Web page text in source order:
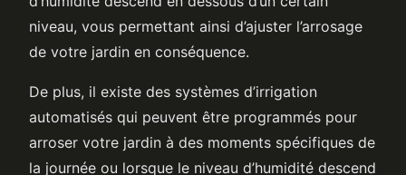
niveau, vous permettant ainsi d’ajuster l’arrosage
de votre jardin en conséquence.
De plus, il existe des systèmes d’irrigation
automatisés qui peuvent être programmés pour
arroser votre jardin à des moments spécifiques de
la journée ou lorsque le niveau d’humidité descend